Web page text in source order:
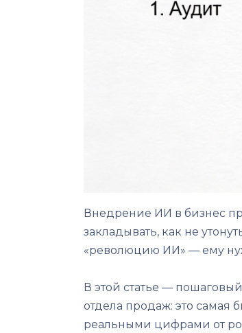
Внедрение ИИ в бизнес
закладывать, как не
«революцию ИИ» — ему
В этой статье —
отдела продаж: это
реальными цифрами от